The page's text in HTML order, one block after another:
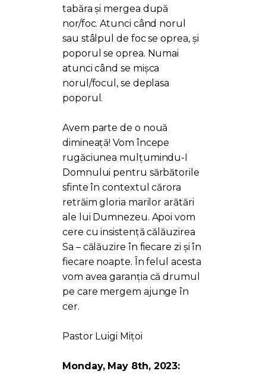
tabăra și mergea după
nor/foc. Atunci când norul
sau stâlpul de foc se oprea, și
poporul se oprea. Numai
atunci când se mișca
norul/focul, se deplasa
poporul.
Avem parte de o nouă
dimineață! Vom începe
rugăciunea mulțumindu-I
Domnului pentru sărbătorile
sfinte în contextul cărora
retrăim gloria marilor arătări
ale lui Dumnezeu. Apoi vom
cere cu insistență călăuzirea
Sa – călăuzire în fiecare zi și în
fiecare noapte. În felul acesta
vom avea garanția că drumul
pe care mergem ajunge în
cer.
Pastor Luigi Mițoi
Monday, May 8th, 2023: